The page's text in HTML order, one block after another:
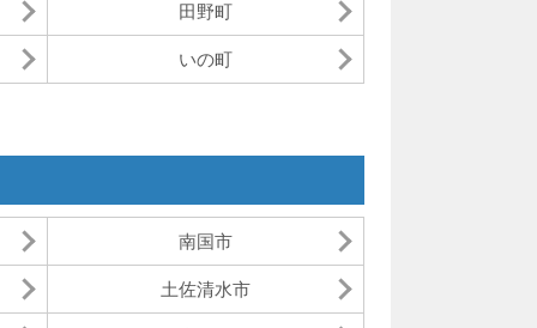
田野町
いの町
南国市
土佐清水市